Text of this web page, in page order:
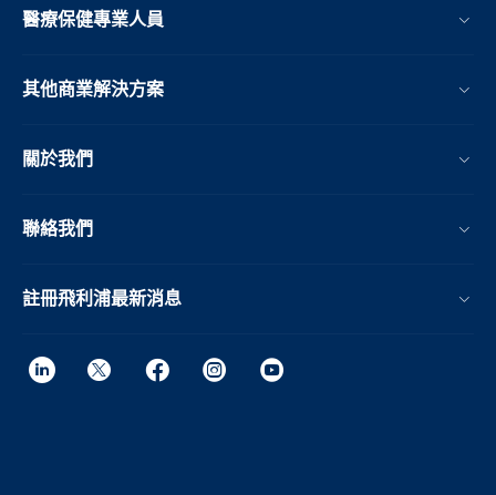
醫療保健專業人員
其他商業解決方案
關於我們
聯絡我們
註冊飛利浦最新消息